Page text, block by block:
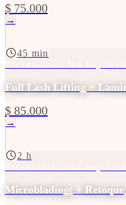
$ 75.000
→
45 min
Full Lash Lifting +
$ 85.000
→
2 h
Microblading( +